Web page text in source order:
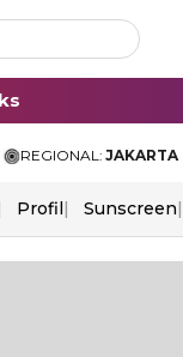
REGIONAL: JAKARTA
Profil Sunscreen